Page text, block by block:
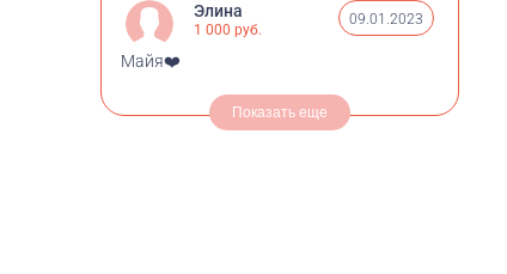
Элина
1 000 руб.
09.01.2023
Майя❤️
Показать еще